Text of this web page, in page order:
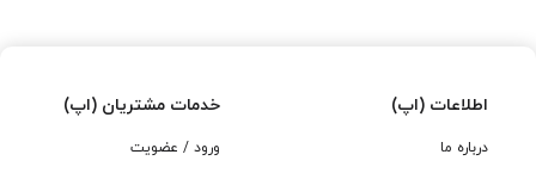
اطلاعات (اپ)
درباره ما
خدمات مشتریان (اپ)
ورود / عضویت